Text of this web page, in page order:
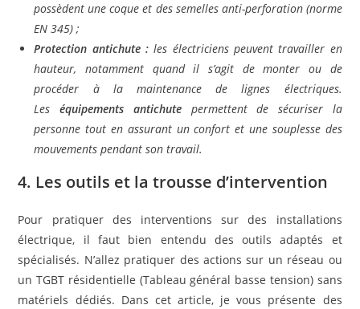
possèdent une coque et des semelles anti-perforation (norme
EN 345) ;
Protection antichute :les électriciens peuvent travailler en
hauteur, notamment quand il s’agit de monter ou de
procéder à la maintenance de lignes électriques.
Leséquipements antichutepermettent de sécuriser la
personne tout en assurant un confort et une souplesse des
mouvements pendant son travail.
4. Les outils et la trousse d’intervention
Pour pratiquer des interventions sur des installations
électrique, il faut bien entendu des outils adaptés et
spécialisés. N’allez pratiquer des actions sur un réseau ou
un TGBT résidentielle (Tableau général basse tension) sans
matériels dédiés. Dans cet article, je vous présente des